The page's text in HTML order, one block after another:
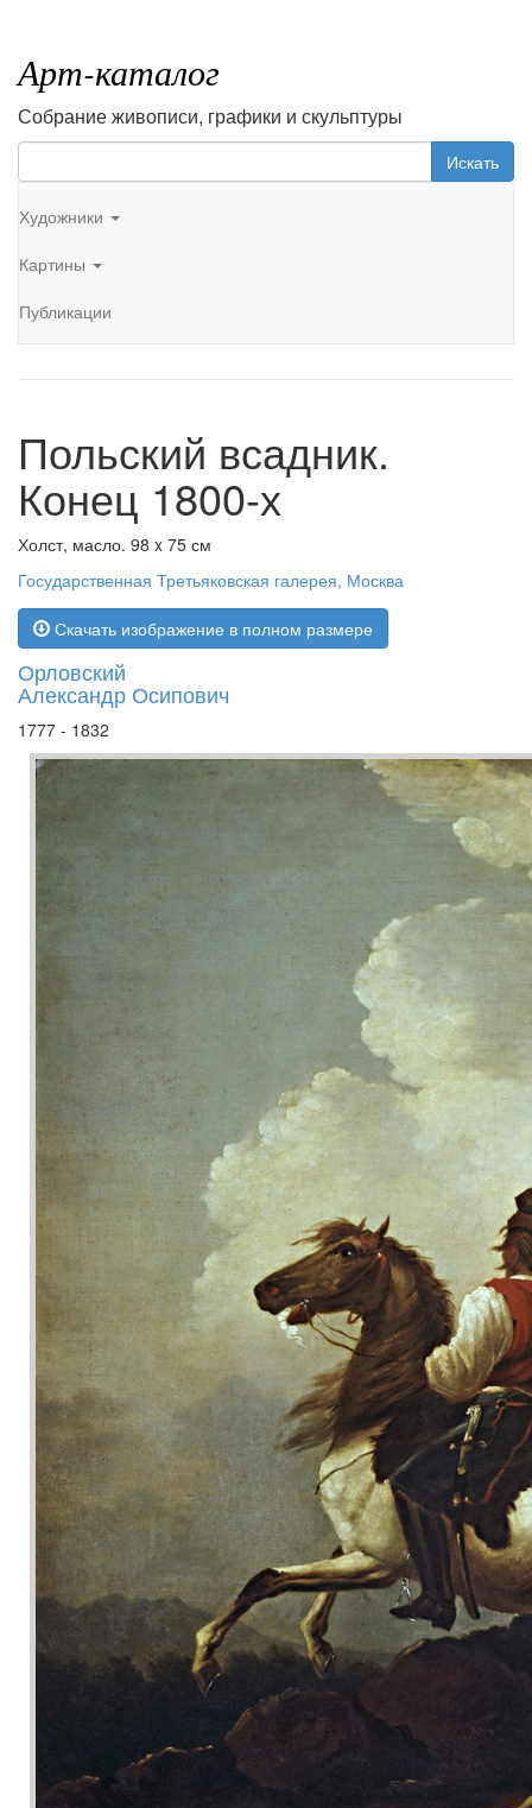
Арт-каталог
Собрание живописи, графики и скульптуры
Искать
Художники
Картины
Публикации
Польский всадник.
Конец 1800-х
Холст, масло. 98 x 75 см
Государственная Третьяковская галерея, Москва
Скачать изображение в полном размере
Орловский
Александр Осипович
1777 - 1832